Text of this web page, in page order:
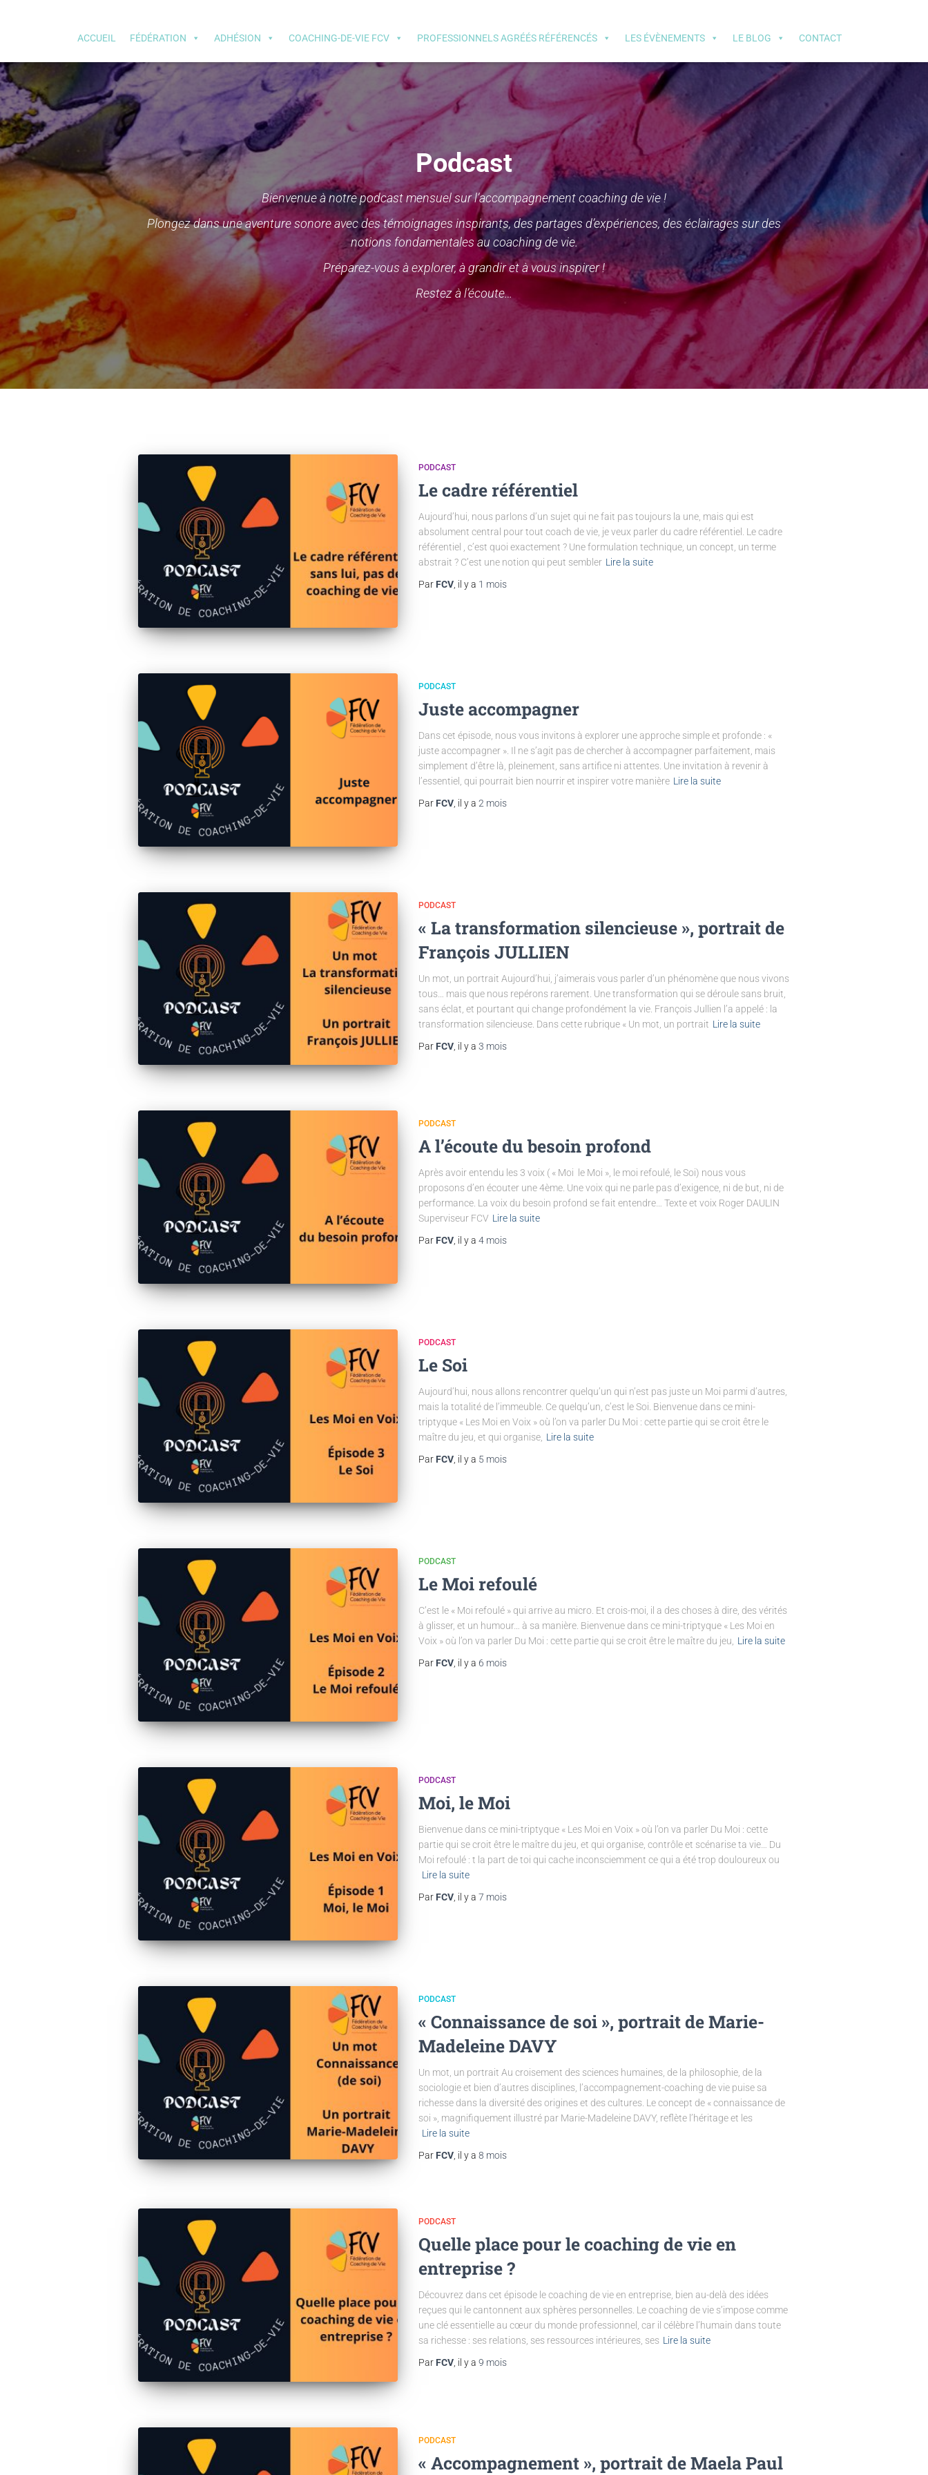
ACCUEIL FÉDÉRATION ADHÉSION COACHING-DE-VIE FCV PROFESSIONNELS AGRÉÉS RÉFÉRENCÉS LES ÉVÈNEMENTS LE BLOG CONTACT
Podcast
Bienvenue à notre podcast mensuel sur l’accompagnement coaching de vie !
Plongez dans une aventure sonore avec des témoignages inspirants, des partages d’expériences, des éclairages sur des
notions fondamentales au coaching de vie.
Préparez-vous à explorer, à grandir et à vous inspirer !
Restez à l’écoute…
PODCAST
Le cadre référentiel
Aujourd’hui, nous parlons d’un sujet qui ne fait pas toujours la une, mais qui est
absolument central pour tout coach de vie, je veux parler du cadre référentiel. Le cadre
référentiel , c’est quoi exactement ? Une formulation technique, un concept, un terme
abstrait ? C’est une notion qui peut sembler Lire la suite
Par FCV, il y a 1 mois
PODCAST
Juste accompagner
Dans cet épisode, nous vous invitons à explorer une approche simple et profonde : «
juste accompagner ». Il ne s’agit pas de chercher à accompagner parfaitement, mais
simplement d’être là, pleinement, sans artifice ni attentes. Une invitation à revenir à
l’essentiel, qui pourrait bien nourrir et inspirer votre manière Lire la suite
Par FCV, il y a 2 mois
PODCAST
« La transformation silencieuse », portrait de
François JULLIEN
Un mot, un portrait Aujourd’hui, j’aimerais vous parler d’un phénomène que nous vivons
tous… mais que nous repérons rarement. Une transformation qui se déroule sans bruit,
sans éclat, et pourtant qui change profondément la vie. François Jullien l’a appelé : la
transformation silencieuse. Dans cette rubrique « Un mot, un portrait Lire la suite
Par FCV, il y a 3 mois
PODCAST
A l’écoute du besoin profond
Après avoir entendu les 3 voix ( « Moi le Moi », le moi refoulé, le Soi) nous vous
proposons d’en écouter une 4ème. Une voix qui ne parle pas d’exigence, ni de but, ni de
performance. La voix du besoin profond se fait entendre… Texte et voix Roger DAULIN
Superviseur FCV Lire la suite
Par FCV, il y a 4 mois
PODCAST
Le Soi
Aujourd’hui, nous allons rencontrer quelqu’un qui n’est pas juste un Moi parmi d’autres,
mais la totalité de l’immeuble. Ce quelqu’un, c’est le Soi. Bienvenue dans ce mini-
triptyque « Les Moi en Voix » où l’on va parler Du Moi : cette partie qui se croit être le
maître du jeu, et qui organise, Lire la suite
Par FCV, il y a 5 mois
PODCAST
Le Moi refoulé
C’est le « Moi refoulé » qui arrive au micro. Et crois-moi, il a des choses à dire, des vérités
à glisser, et un humour… à sa manière. Bienvenue dans ce mini-triptyque « Les Moi en
Voix » où l’on va parler Du Moi : cette partie qui se croit être le maître du jeu,
Lire la suite
Par FCV, il y a 6 mois
PODCAST
Moi, le Moi
Bienvenue dans ce mini-triptyque « Les Moi en Voix » où l’on va parler Du Moi : cette
partie qui se croit être le maître du jeu, et qui organise, contrôle et scénarise ta vie… Du
Moi refoulé : t la part de toi qui cache inconsciemment ce qui a été trop douloureux ou
Lire la suite
Par FCV, il y a 7 mois
PODCAST
« Connaissance de soi », portrait de Marie-
Madeleine DAVY
Un mot, un portrait Au croisement des sciences humaines, de la philosophie, de la
sociologie et bien d’autres disciplines, l’accompagnement-coaching de vie puise sa
richesse dans la diversité des origines et des cultures. Le concept de « connaissance de
soi », magnifiquement illustré par Marie-Madeleine DAVY, reflète l’héritage et les
Lire la suite
Par FCV, il y a 8 mois
PODCAST
Quelle place pour le coaching de vie en
entreprise ?
Découvrez dans cet épisode le coaching de vie en entreprise, bien au-delà des idées
reçues qui le cantonnent aux sphères personnelles. Le coaching de vie s’impose comme
une clé essentielle au cœur du monde professionnel, car il célèbre l’humain dans toute
sa richesse : ses relations, ses ressources intérieures, ses Lire la suite
Par FCV, il y a 9 mois
PODCAST
« Accompagnement », portrait de Maela Paul